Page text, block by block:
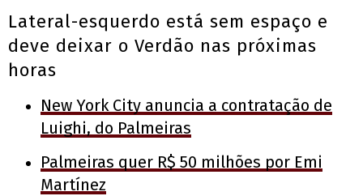
Lateral-esquerdo está sem espaço e
deve deixar o Verdão nas próximas
horas
New York City anuncia a contratação de
Luighi, do Palmeiras
Palmeiras quer R$ 50 milhões por Emi
Martínez